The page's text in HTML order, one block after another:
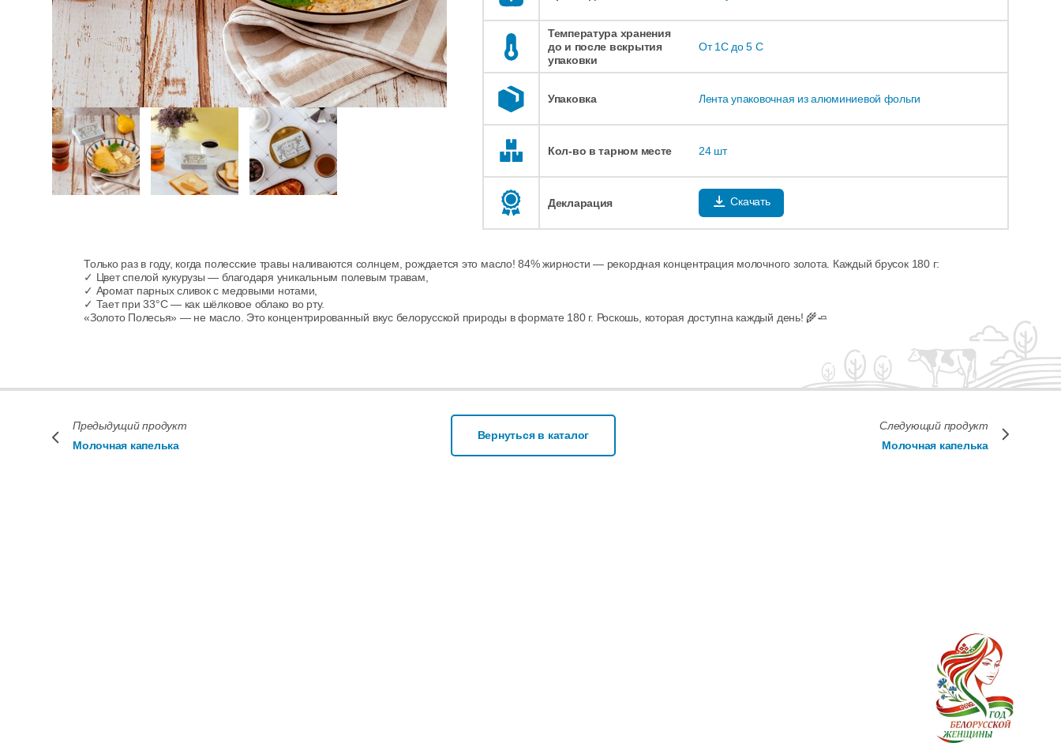
Температура хранения
до и после вскрытия
упаковки
От 1С до 5 С
Упаковка Лента упаковочная из алюминиевой фольги
Кол-во в тарном месте 24 шт
Декларация Скачать
Только раз в году, когда полесские травы наливаются солнцем, рождается это масло! 84% жирности — рекордная концентрация молочного золота. Каждый брусок 180 г:
✓ Цвет спелой кукурузы — благодаря уникальным полевым травам,
✓ Аромат парных сливок с медовыми нотами,
✓ Тает при 33°C — как шёлковое облако во рту.
«Золото Полесья» — не масло. Это концентрированный вкус белорусской природы в формате 180 г. Роскошь, которая доступна каждый день! 🌾🧈
Предыдущий продукт
Молочная капелька
Вернуться в каталог
Следующий продукт
Молочная капелька